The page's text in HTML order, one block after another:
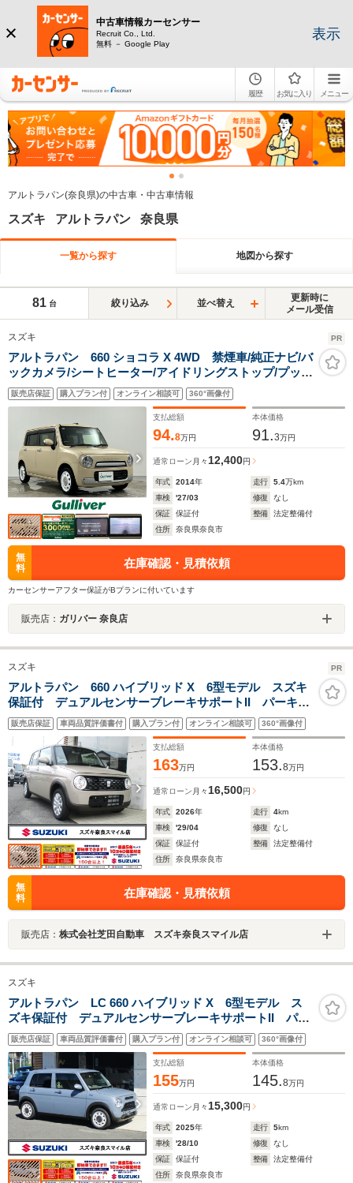
中古車情報カーセンサー
Recruit Co., Ltd.
無料 － Google Play
表示
履歴 お気に入り メニュー
アルトラパン(奈良県)の中古車・中古車情報
スズキ アルトラパン 奈良県
一覧から探す 地図から探す
81 台 絞り込み 並べ替え
更新時に
メール受信
スズキ PR
アルトラパン 660 ショコラ X 4WD 禁煙車/純正ナビ/バ
ックカメラ/シートヒーター/アイドリングストップ/プッシ
ュスタート/スマートキー/純正フロアマット/純正アルミホ
イール/オートライト/フルセグTV/Bluetooth
販売店保証 購入プラン付 オンライン相談可 360°画像付
支払総額
94.8万円
本体価格
91.3万円
通常ローン 月々12,400円
年式 2014年 走行 5.4万km
車検
'27/03 修復
なし
保証
保証付 整備
法定整備付
住所
奈良県奈良市
無
料
在庫確認・見積依頼
カーセンサーアフター保証がBプランに付いています
販売店： ガリバー 奈良店
スズキ PR
アルトラパン 660 ハイブリッド X 6型モデル スズキ
保証付 デュアルセンサーブレーキサポートII パーキン
グセンサー 車線逸脱抑制機能 LEDヘッドランプ ア
イドリングストップシステム USB電源ソケット 14イ
ンチアルミホイール
販売店保証 車両品質評価書付 購入プラン付 オンライン相談可 360°画像付
支払総額
163万円
本体価格
153.8万円
通常ローン 月々16,500円
年式 2026年 走行 4km
車検
'29/04 修復
なし
保証
保証付 整備
法定整備付
住所
奈良県奈良市
無
料
在庫確認・見積依頼
販売店： 株式会社芝田自動車 スズキ奈良スマイル店
スズキ
アルトラパン LC 660 ハイブリッド X 6型モデル ス
ズキ保証付 デュアルセンサーブレーキサポートII パー
キングセンサー LEDヘッドランプ アイドリングスト
ップシステム 360°プレミアムUV&IRカットガラス
USB電源ソケット
販売店保証 車両品質評価書付 購入プラン付 オンライン相談可 360°画像付
支払総額
155万円
本体価格
145.8万円
通常ローン 月々 15,300円
年式 2025年 走行 5km
車検
'28/10 修復
なし
保証
保証付 整備
法定整備付
住所
奈良県奈良市